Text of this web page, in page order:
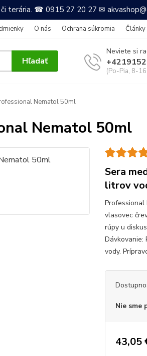
terária. ☎ 0915 27 20 27 ✉
O nás Ochrana súkromia Články
Hľadať
Neviete si
(Po-Pia, 8-
Nematol 50ml
Nematol 50ml
Sera
litrov
Professional
vlasovec
rúpy u
Dávkovanie:
vody.
Nie sme
43,05